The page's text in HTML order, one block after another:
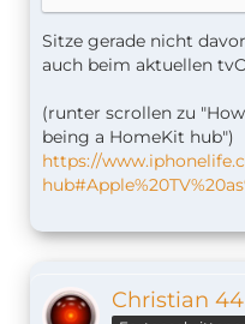
Sitze gerade nicht
auch beim aktuellen
(runter scrollen zu
being a HomeKit hub")
https://
Christian 44